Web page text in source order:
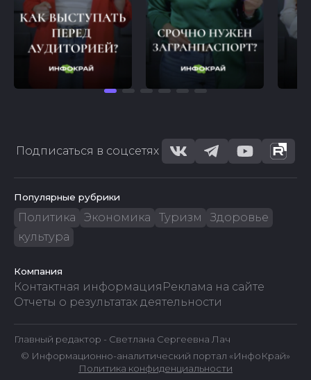
Подписаться в соцсетях
Популярные рубрики
Политика Экономика Туризм
Здоровье
культура
Компания
Контактная информация Реклама на сайте
Отчеты о результатах деятельности
Главный редактор - Светлана Сергеевна Лач
© Информационно-аналитический портал «ИнфоКрай»
Политика конфиденциальности